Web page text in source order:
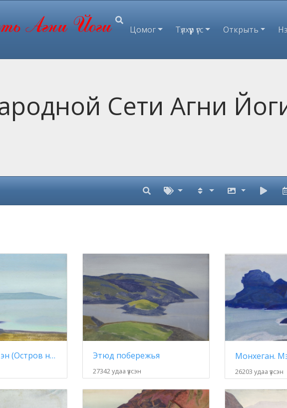
Цомог Түлхүүр үгс Открыть
Сети Агни
Монхеган. Мэн (Остров на горизонте) [Набросок] Этюд побережья
27342 удаа үзсэн
Монхеган.
26203 удаа үзсэн